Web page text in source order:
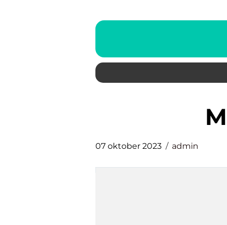
07 oktober 2023 admin